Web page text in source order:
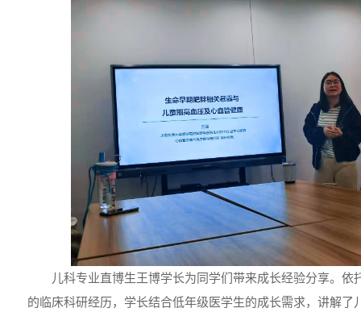
儿科专业直博生王博学长为同学们带来成长经验分享。依
的临床科研经历，学长结合低年级医学生的成长需求，讲解了